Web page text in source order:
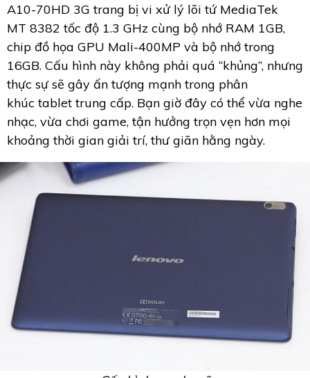
A10-70HD 3G trang bị vi xử lý lõi tứ MediaTek
MT 8382 tốc độ 1.3 GHz cùng bộ nhớ RAM 1GB,
chip đồ họa GPU Mali-400MP và bộ nhớ trong
16GB. Cấu hình này không phải quá “khủng”, nhưng
thực sự sẽ gây ấn tượng mạnh trong phân
khúc tablet trung cấp. Bạn giờ đây có thể vừa nghe
nhạc, vừa chơi game, tận hưởng trọn vẹn hơn mọi
khoảng thời gian giải trí, thư giãn hằng ngày.